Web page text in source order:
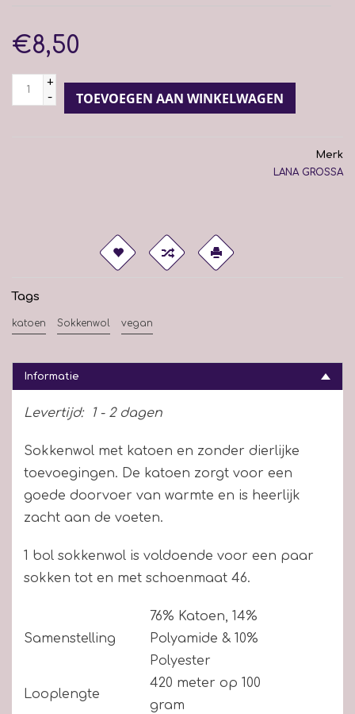
€8,50
+
-
TOEVOEGEN AAN WINKELWAGEN
Merk
LANA GROSSA
Tags
katoen Sokkenwol vegan
Informatie
Levertijd: 1 - 2 dagen
Sokkenwol met katoen en zonder dierlijke
toevoegingen. De katoen zorgt voor een
goede doorvoer van warmte en is heerlijk
zacht aan de voeten.
1 bol sokkenwol is voldoende voor een paar
sokken tot en met schoenmaat 46.
Samenstelling
76% Katoen, 14%
Polyamide & 10%
Polyester
Looplengte
420 meter op 100
gram